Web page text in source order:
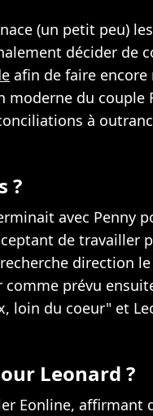
(un petit peu) les
décider de
afin de faire
du couple
à
?
avec Penny
de travailler
direction
prévu
loin du coeur" et
Leonard ?
Eonline, affirmant